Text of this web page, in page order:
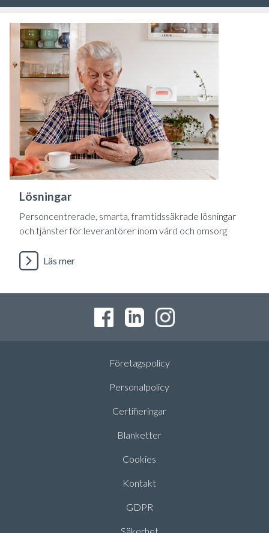
Lösningar
Personcentrerade, smarta, framtidssäkrade lösningar
och tjänster för leverantörer inom vård och omsorg
Läs mer
Företagspolicy
Personalpolicy
Certifieringar
Blanketter
Cookies
Kontakt
GDPR